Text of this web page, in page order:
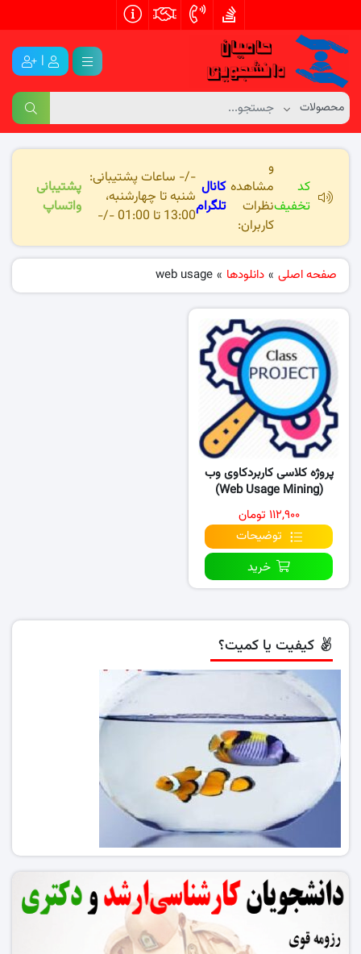
|
کد
تخفیف
و
مشاهده
نظرات
کاربران:
کانال
تلگرام
-/- ساعات پشتیبانی:
شنبه تا چهارشنبه،
13:00 تا 01:00 -/-
پشتیبانی
واتساپ
صفحه اصلی » دانلودها »
web usage
پروژه کلاسی کاربردکاوی وب
(Web Usage Mining)
۱۱۲,۹۰۰ تومان
توضیحات
خرید
کیفیت یا کمیت؟